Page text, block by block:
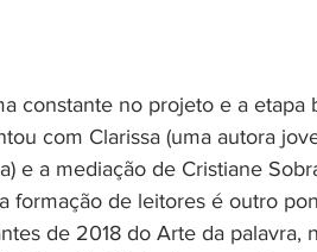
constante no projeto e a etapa
com Clarissa (uma autora
e a mediação de Cristiane
formação de leitores é outro
de 2018 do Arte da palavra,